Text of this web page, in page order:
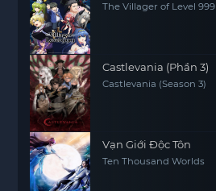
The Villager of Level 999
Castlevania (Phần 3)
Castlevania (Season 3)
Vạn Giới Độc Tôn
Ten Thousand Worlds